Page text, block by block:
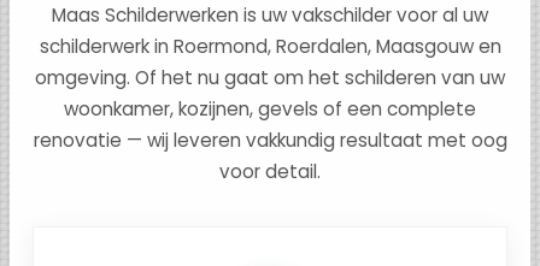
Maas Schilderwerken is uw vakschilder voor al uw
schilderwerk in Roermond, Roerdalen, Maasgouw en
omgeving. Of het nu gaat om het schilderen van uw
woonkamer, kozijnen, gevels of een complete
renovatie — wij leveren vakkundig resultaat met oog
voor detail.